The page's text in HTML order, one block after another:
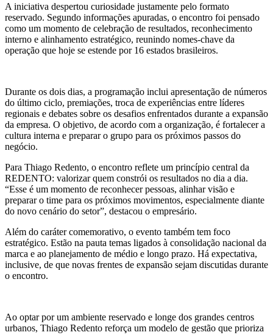
A iniciativa despertou curiosidade justamente pelo formato
reservado. Segundo informações apuradas, o encontro foi pensado
como um momento de celebração de resultados, reconhecimento
interno e alinhamento estratégico, reunindo nomes-chave da
operação que hoje se estende por 16 estados brasileiros.
Durante os dois dias, a programação inclui apresentação de números
do último ciclo, premiações, troca de experiências entre líderes
regionais e debates sobre os desafios enfrentados durante a expansão
da empresa. O objetivo, de acordo com a organização, é fortalecer a
cultura interna e preparar o grupo para os próximos passos do
negócio.
Para Thiago Redento, o encontro reflete um princípio central da
REDENTO: valorizar quem constrói os resultados no dia a dia.
“Esse é um momento de reconhecer pessoas, alinhar visão e
preparar o time para os próximos movimentos, especialmente diante
do novo cenário do setor”, destacou o empresário.
Além do caráter comemorativo, o evento também tem foco
estratégico. Estão na pauta temas ligados à consolidação nacional da
marca e ao planejamento de médio e longo prazo. Há expectativa,
inclusive, de que novas frentes de expansão sejam discutidas durante
o encontro.
Ao optar por um ambiente reservado e longe dos grandes centros
urbanos, Thiago Redento reforça um modelo de gestão que prioriza